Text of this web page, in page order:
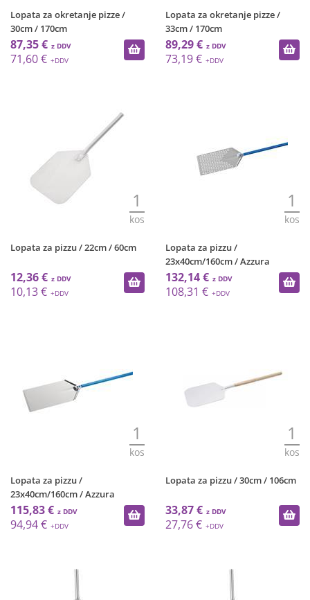
Lopata za okretanje pizze /
30cm / 170cm
87,35 €
71,60 €
Lopata za okretanje pizze /
33cm / 170cm
89,29 €
73,19 €
1
kos
Lopata za pizzu / 22cm / 60cm
12,36 €
10,13 €
1
kos
Lopata za pizzu /
23x40cm/160cm / Azzura
132,14 €
108,31 €
1
kos
Lopata za pizzu /
23x40cm/160cm / Azzura
115,83 €
94,94 €
1
kos
Lopata za pizzu / 30cm / 106cm
33,87 €
27,76 €